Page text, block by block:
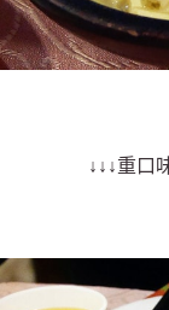
↓↓↓重口